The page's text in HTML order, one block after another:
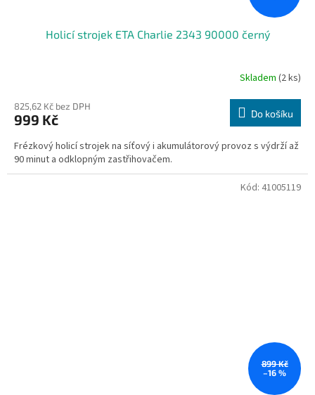
Holicí strojek ETA Charlie 2343 90000 černý
Skladem (2 ks)
825,62 Kč bez DPH
999 Kč Do košíku
Frézkový holicí strojek na síťový i akumulátorový provoz s výdrží až
90 minut a odklopným zastřihovačem.
899 Kč
–16 %
Kód: 41005119